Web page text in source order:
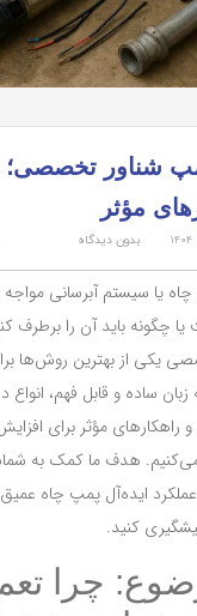
شناور
مؤثر
بدون دیدگاه
چاه یا سیستم آبرسانی
چگونه باید آن را برطرف
یکی از بهترین روش‌ها
ساده و قابل فهم، انواع
مؤثر برای
هدف ما کمک به
ایده‌آل پمپ چاه عمیق
کنید.
چرا